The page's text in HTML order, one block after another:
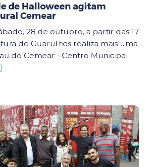
de Halloween agitam
Cemear
28 de outubro, a partir das 17
de Guarulhos realiza mais uma
do Cemear - Centro Municipal